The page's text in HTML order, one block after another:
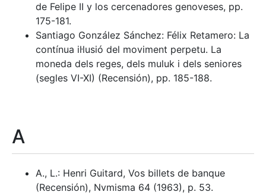
de Felipe II y los cercenadores genoveses, pp.
175-181.
Santiago González Sánchez: Félix Retamero: La
contínua il·lusió del moviment perpetu. La
moneda dels reges, dels muluk i dels seniores
(segles VI-XI) (Recensión), pp. 185-188.
A
A., L.: Henri Guitard, Vos billets de banque
(Recensión), Nvmisma 64 (1963), p. 53.